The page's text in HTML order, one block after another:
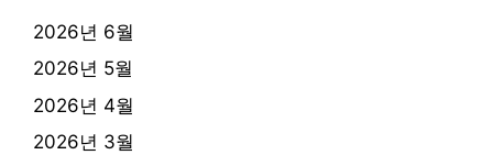
2026년 6월
2026년 5월
2026년 4월
2026년 3월